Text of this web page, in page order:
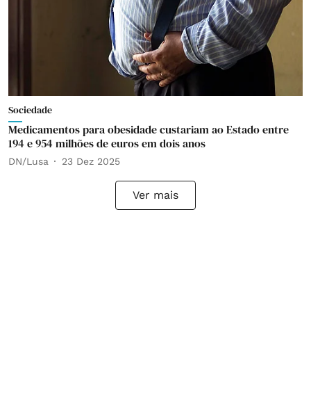
Sociedade
Medicamentos para obesidade custariam ao Estado entre
194 e 954 milhões de euros em dois anos
DN/Lusa 23 Dez 2025
Ver mais